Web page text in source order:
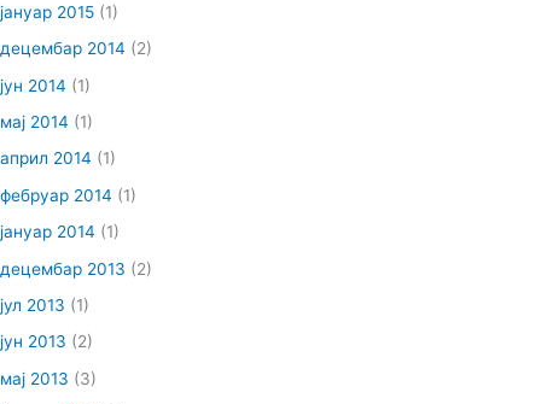
јануар 2015 (1)
децембар 2014 (2)
јун 2014 (1)
мај 2014 (1)
април 2014 (1)
фебруар 2014 (1)
јануар 2014 (1)
децембар 2013 (2)
јул 2013 (1)
јун 2013 (2)
мај 2013 (3)